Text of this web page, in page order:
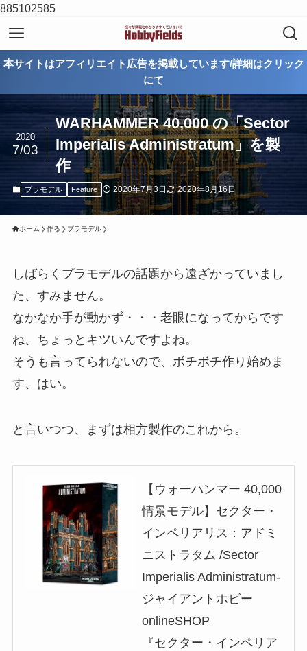
885102585
本サイトはアフィリエイト広告を掲載しています/詳細はクリック
にて
WARHAMMER 40,000 の「Sector
Imperialis Administratum」を製
作
2020
7/03
プラモデル Feature 2020年7月3日 2020年8月16日
ホーム 作る プラモデル
しばらくプラモデルの話題から遠ざかっていまし
た、すみません。
なかなか手が動かず・・・老眼になってからです
ね、ちょっとキツいんですよね。
そうも言ってられないので、ボチボチ作り始めま
す、はい。
と言いつつ、まずは相方製作のこれから。
【ウォーハンマー 40,000
情景モデル】セクター・
インペリアリス：アドミ
ニストラタム /Sector
Imperialis Administratum-
ジャイアントホビー
onlineSHOP
『セクター・インペリア